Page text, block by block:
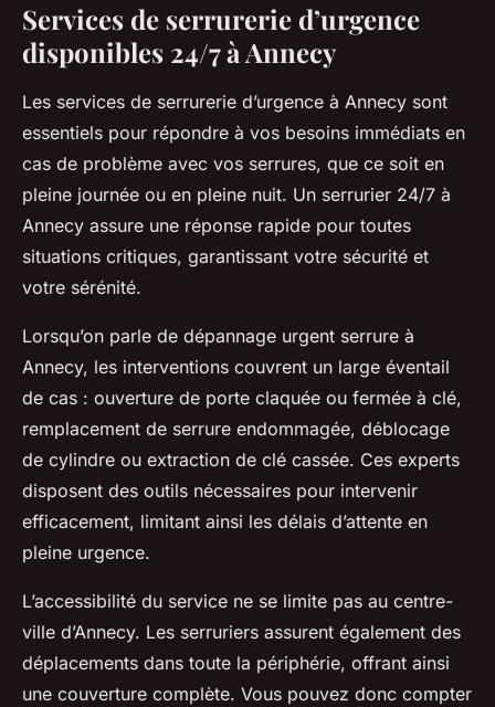
Services de serrurerie d’urgence
disponibles 24/7 à Annecy
Les services de serrurerie d’urgence à Annecy sont
essentiels pour répondre à vos besoins immédiats en
cas de problème avec vos serrures, que ce soit en
pleine journée ou en pleine nuit. Un serrurier 24/7 à
Annecy assure une réponse rapide pour toutes
situations critiques, garantissant votre sécurité et
votre sérénité.
Lorsqu’on parle de dépannage urgent serrure à
Annecy, les interventions couvrent un large éventail
de cas : ouverture de porte claquée ou fermée à clé,
remplacement de serrure endommagée, déblocage
de cylindre ou extraction de clé cassée. Ces experts
disposent des outils nécessaires pour intervenir
efficacement, limitant ainsi les délais d’attente en
pleine urgence.
L’accessibilité du service ne se limite pas au centre-
ville d’Annecy. Les serruriers assurent également des
déplacements dans toute la périphérie, offrant ainsi
une couverture complète. Vous pouvez donc compter